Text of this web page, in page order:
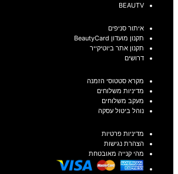
BEAUTV
איתור סניפים
תקנון מועדון BeautyCard
תקנון אתר ביוטיקייר
דרושים
מקרא סטטוסי הזמנה
מדיניות משלוחים
מעקב משלוחים
נוהל ביטול עסקה
מדיניות פרטיות
הצהרת נגישות
מהי קנייה מאובטחת